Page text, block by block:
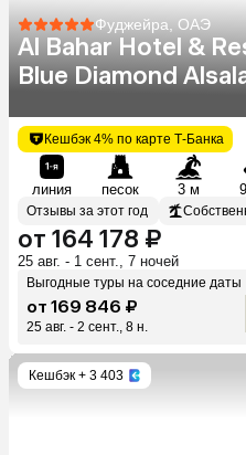
Фуджейра, ОАЭ
Al Bahar Hotel &
Blue Diamond
Кешбэк 4% по карте Т-Банка
линия песок 3 м
Отзывы за этот год
от 164 178 ₽
25 авг. - 1 сент., 7 ночей
Выгодные туры на соседние даты
от 169 846 ₽
25 авг. - 2 сент., 8 н.
Кешбэк + 3 403